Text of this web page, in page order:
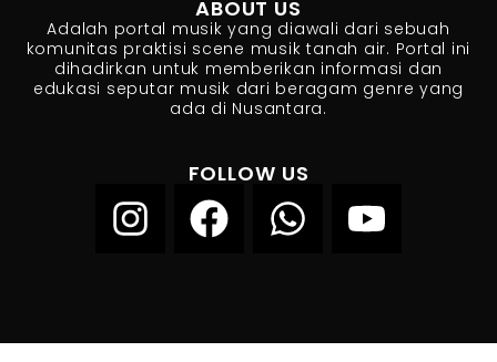
ABOUT US
Adalah portal musik yang diawali dari sebuah
komunitas praktisi scene musik tanah air. Portal ini
dihadirkan untuk memberikan informasi dan
edukasi seputar musik dari beragam genre yang
ada di Nusantara.
FOLLOW US